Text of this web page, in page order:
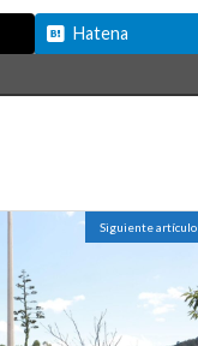
Hatena
Siguiente artículo